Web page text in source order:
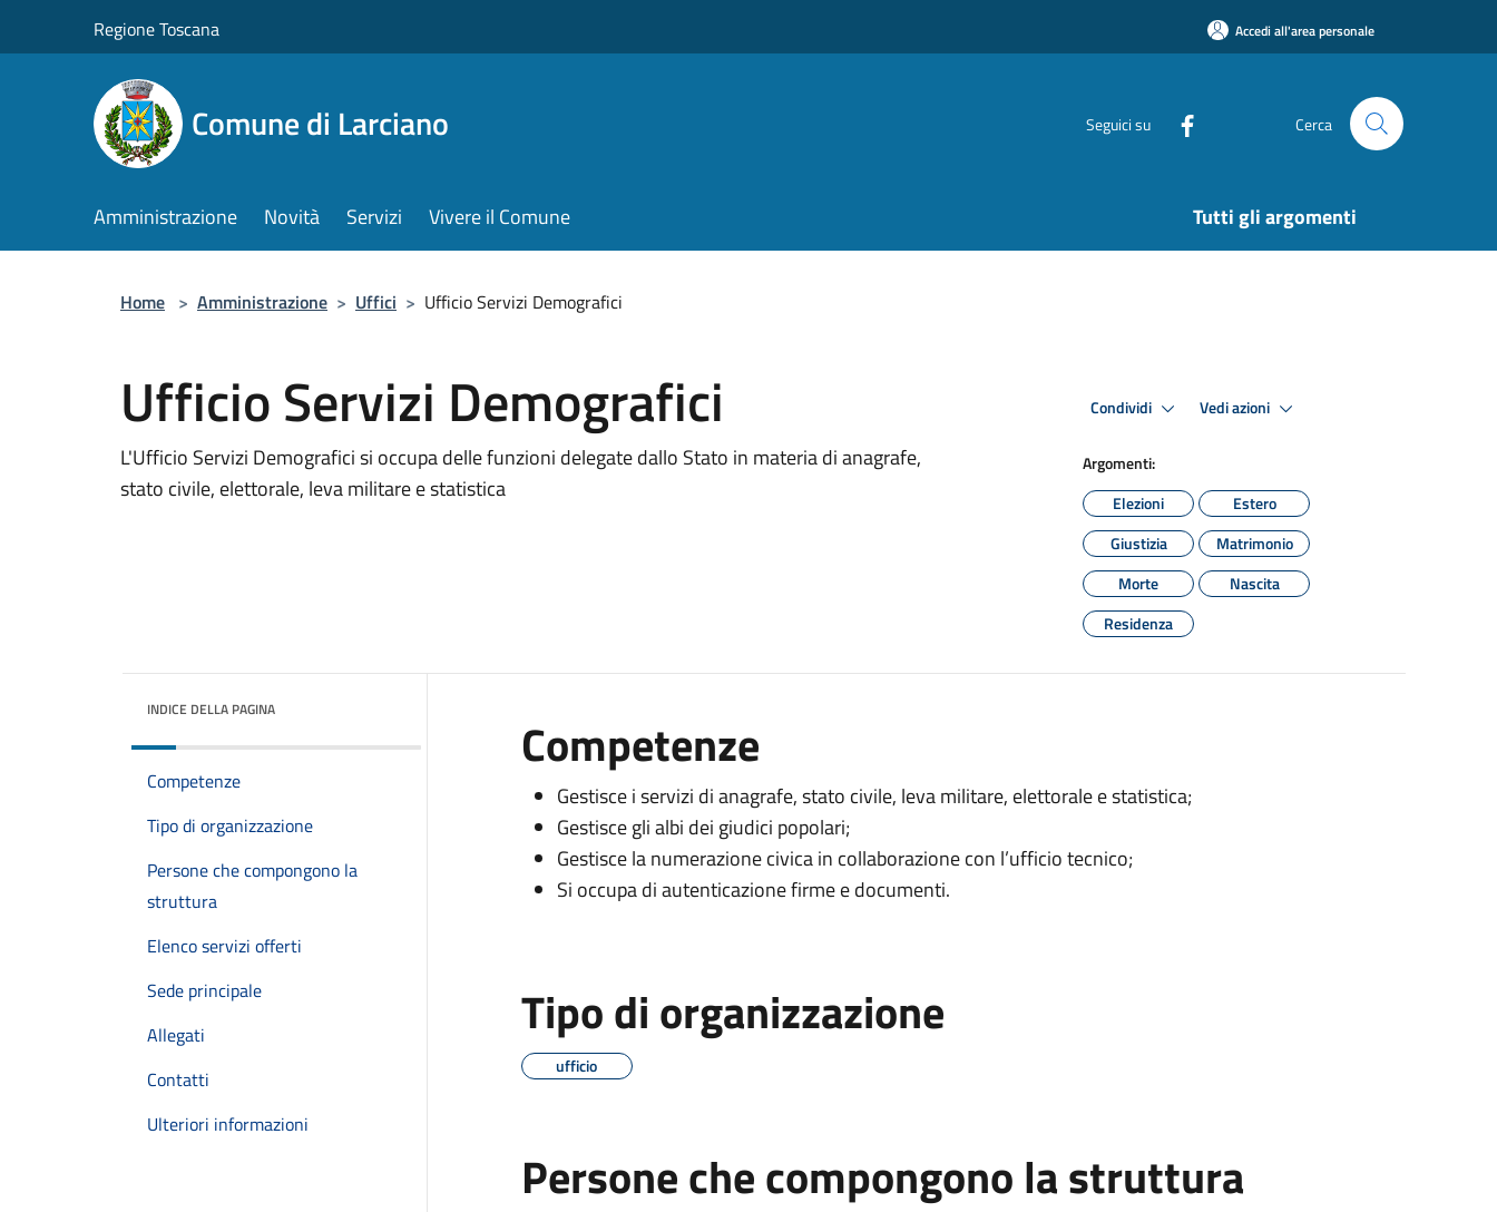
Regione Toscana Accedi all'area personale
Comune di Larciano Seguici su Cerca
Amministrazione Novità Servizi Vivere il Comune Tutti gli argomenti
Home > Amministrazione > Uffici > Ufficio Servizi Demografici
Ufficio Servizi Demografici
L'Ufficio Servizi Demografici si occupa delle funzioni delegate dallo Stato in materia di anagrafe,
stato civile, elettorale, leva militare e statistica
Condividi Vedi azioni
Argomenti:
Elezioni
Estero
Giustizia
Matrimonio
Morte
Nascita
Residenza
INDICE DELLA PAGINA
Competenze
Tipo di organizzazione
Persone che compongono la
struttura
Elenco servizi offerti
Sede principale
Allegati
Contatti
Ulteriori informazioni
Competenze
Gestisce i servizi di anagrafe, stato civile, leva militare, elettorale e statistica;
Gestisce gli albi dei giudici popolari;
Gestisce la numerazione civica in collaborazione con l’ufficio tecnico;
Si occupa di autenticazione firme e documenti.
Tipo di organizzazione
ufficio
Persone che compongono la struttura